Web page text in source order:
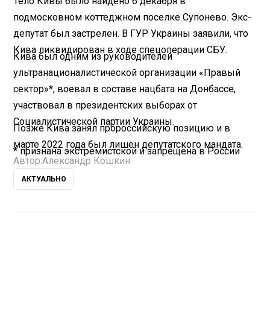
подмосковном коттеджном поселке Супонево. Экс-
депутат был застрелен. В ГУР Украины заявили, что
Кива ликвидирован в ходе спецоперации СБУ.
Кива был одним из руководителей
ультранационалистической организации «Правый
сектор»*, воевал в составе нацбата на Донбассе,
участвовал в президентских выборах от
Социалистической партии Украины.
Позже Кива занял пророссийскую позицию и в
марте 2022 года был лишен депутатского мандата.
* признана экстремистской и запрещена в России
Автор:Александр Кошкин
АКТУАЛЬНО